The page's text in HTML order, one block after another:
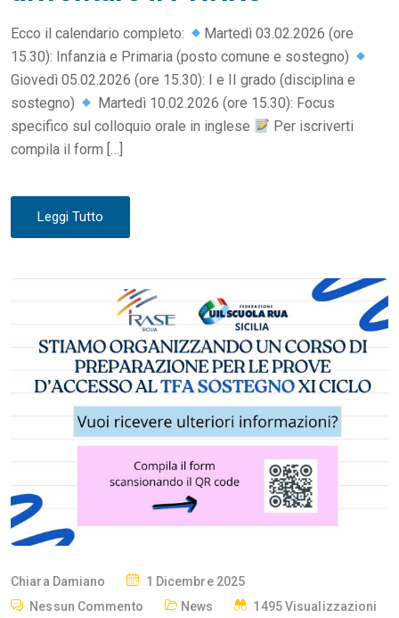
Ecco il calendario completo:
Martedì 03.02.2026 (ore
15.30): Infanzia e Primaria (posto comune e sostegno)
Giovedì 05.02.2026 (ore 15.30): I e II grado (disciplina e
sostegno)
Martedì 10.02.2026 (ore 15.30): Focus
specifico sul colloquio orale in inglese
Per iscriverti
compila il form […]
Leggi Tutto
Chiara Damiano
P
1 Dicembre 2025
Nessun Commento
News 1495 Visualizzazioni